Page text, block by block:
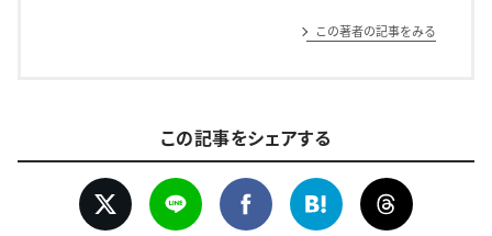
この著者の記事をみる
この記事をシェアする